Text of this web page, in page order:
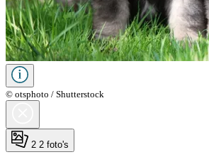
© otsphoto / Shutterstock
2 2 foto's